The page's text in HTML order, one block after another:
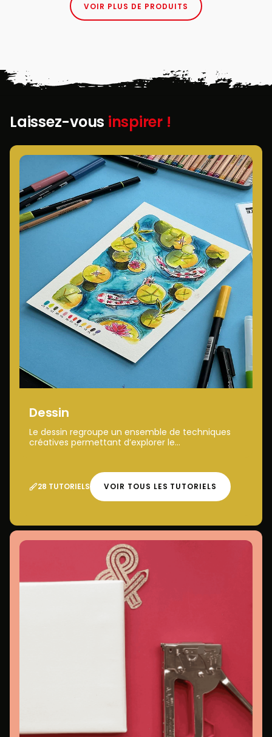
VOIR PLUS DE PRODUITS
Laissez-vous inspirer !
Dessin
Le dessin regroupe un ensemble de techniques
créatives permettant d’explorer le...
28 TUTORIELS VOIR TOUS LES TUTORIELS